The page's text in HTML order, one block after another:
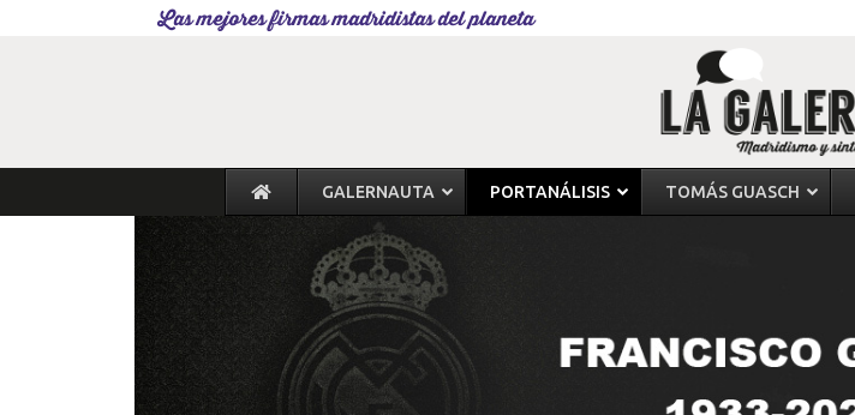
Las mejores firmas madridistas del planeta
GALERNAUTA PORTANÁLISIS TOMÁS GUASCH